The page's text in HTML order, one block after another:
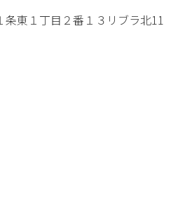
ー以外のものは流さないでくださ
は全額弁償していただきます。
りません。簡単な清掃用具はご用意
条東１丁目２番１３ リブラ北11